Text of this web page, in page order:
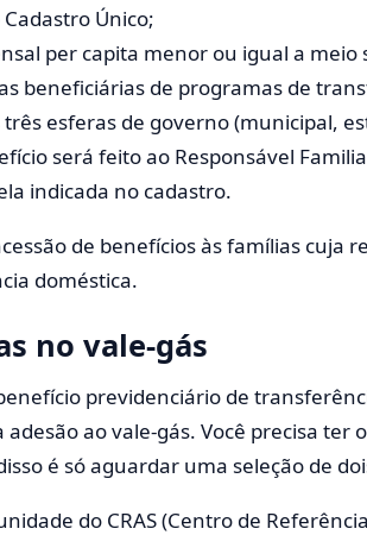
Único;
per capita menor ou igual a meio
beneficiárias de programas de
esferas de governo (municipal,
será feito ao Responsável
indicada no cadastro.
de benefícios às famílias cuja
doméstica.
no vale-gás
previdenciário de
ao vale-gás. Você precisa ter
é só aguardar uma seleção de
do CRAS (Centro de